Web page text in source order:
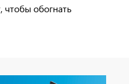
чтобы обогнать